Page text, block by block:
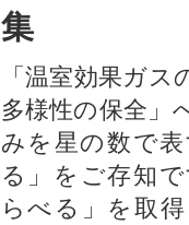
集
「温室効果ガ
多様性の保全」
みを星の数で
る」をご存知
らべる」を取